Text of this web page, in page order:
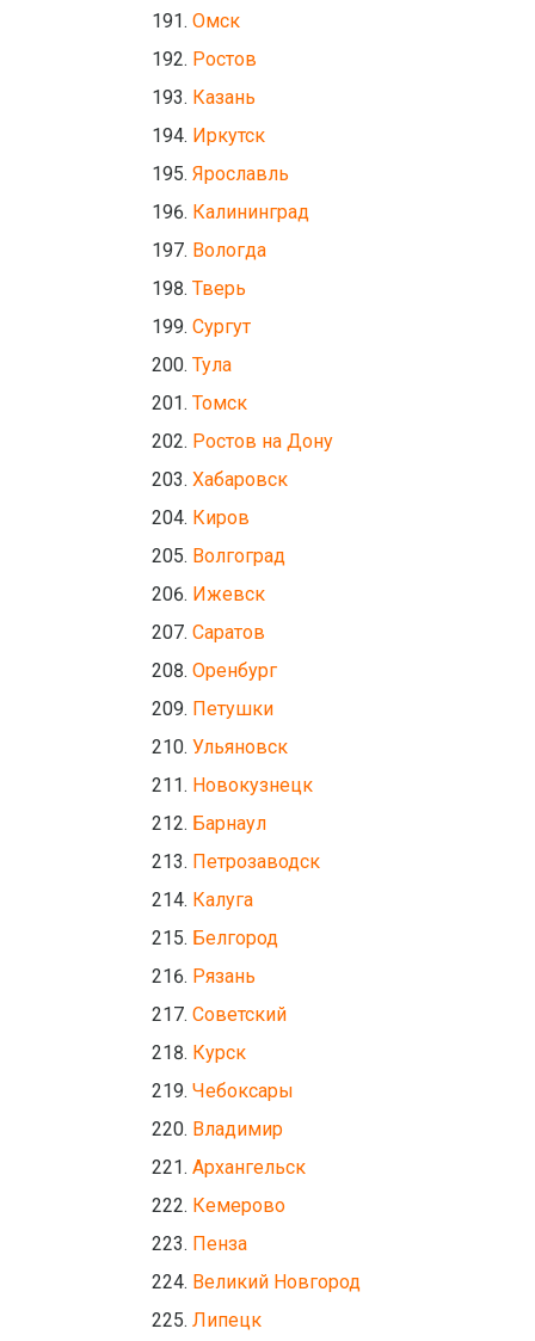
Омск
Ростов
Казань
Иркутск
Ярославль
Калининград
Вологда
Тверь
Сургут
Тула
Томск
Ростов на Дону
Хабаровск
Киров
Волгоград
Ижевск
Саратов
Оренбург
Петушки
Ульяновск
Новокузнецк
Барнаул
Петрозаводск
Калуга
Белгород
Рязань
Советский
Курск
Чебоксары
Владимир
Архангельск
Кемерово
Пенза
Великий Новгород
Липецк